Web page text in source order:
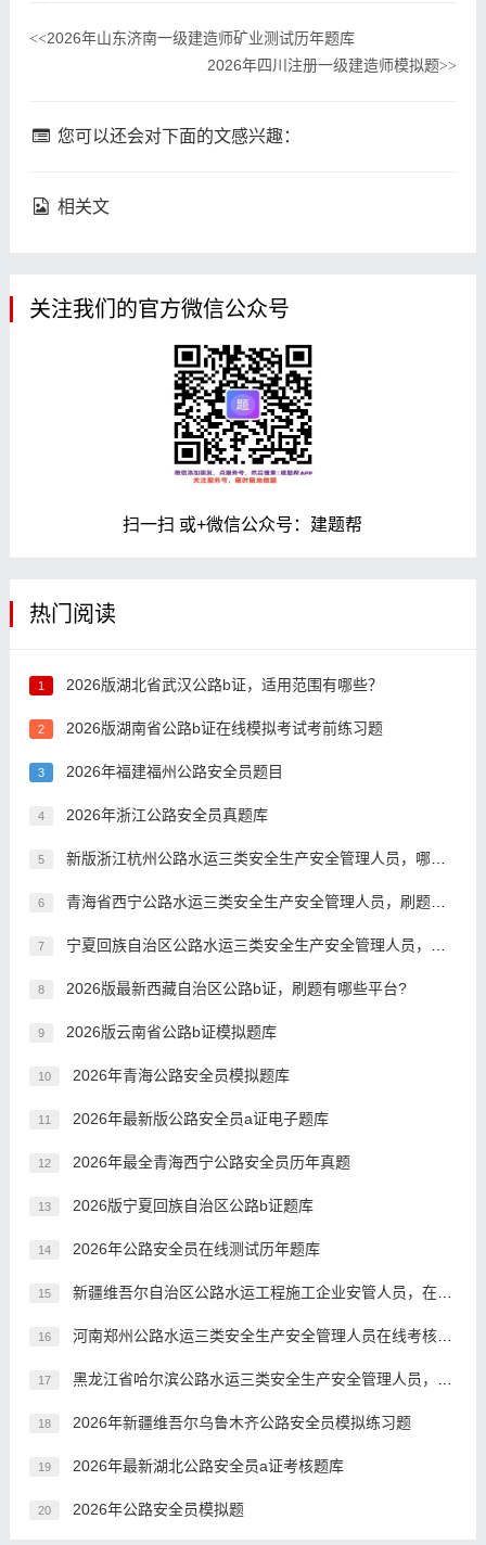
<<2026年山东济南一级建造师矿业测试历年题库
2026年四川注册一级建造师模拟题>>
您可以还会对下面的文感兴趣：
相关文
关注我们的官方微信公众号
扫一扫 或+微信公众号：建题帮
热门阅读
1 2026版湖北省武汉公路b证，适用范围有哪些？
2 2026版湖南省公路b证在线模拟考试考前练习题
3 2026年福建福州公路安全员题目
4 2026年浙江公路安全员真题库
5 新版浙江杭州公路水运三类安全生产安全管理人员，哪个app好？
6 青海省西宁公路水运三类安全生产安全管理人员，刷题有哪些平台?
7 宁夏回族自治区公路水运三类安全生产安全管理人员，适用范围有哪些？
8 2026版最新西藏自治区公路b证，刷题有哪些平台?
9 2026版云南省公路b证模拟题库
10 2026年青海公路安全员模拟题库
11 2026年最新版公路安全员a证电子题库
12 2026年最全青海西宁公路安全员历年真题
13 2026版宁夏回族自治区公路b证题库
14 2026年公路安全员在线测试历年题库
15 新疆维吾尔自治区公路水运工程施工企业安管人员，在哪里刷题
16 河南郑州公路水运三类安全生产安全管理人员在线考核预习题
17 黑龙江省哈尔滨公路水运三类安全生产安全管理人员，备考时间需要多久？
18 2026年新疆维吾尔乌鲁木齐公路安全员模拟练习题
19 2026年最新湖北公路安全员a证考核题库
20 2026年公路安全员模拟题